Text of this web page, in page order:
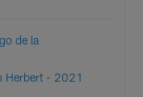
de la
Herbert - 2021